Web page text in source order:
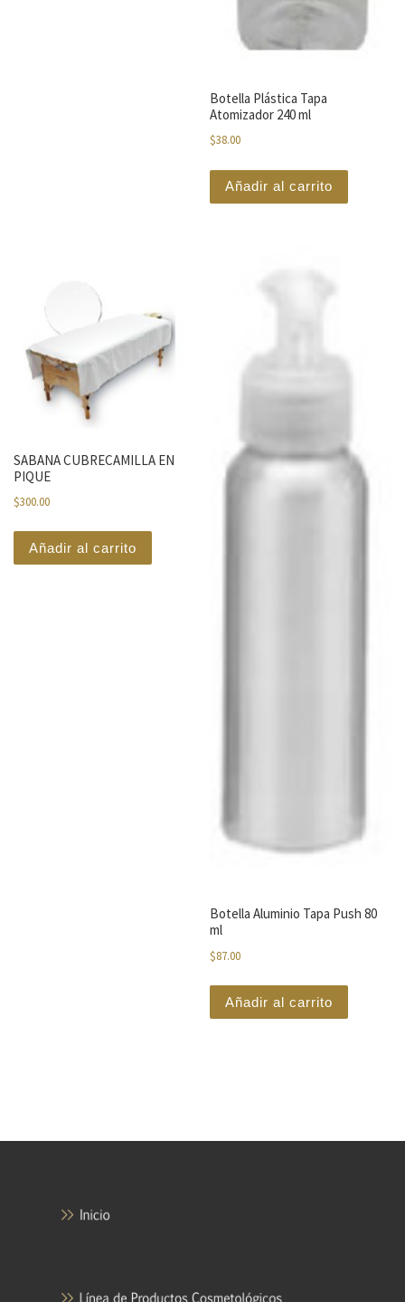
Botella Plástica Tapa
Atomizador 240 ml
$38.00
Añadir al carrito
SABANA CUBRECAMILLA EN
PIQUE
$300.00
Añadir al carrito
Botella Aluminio Tapa Push 80
ml
$87.00
Añadir al carrito